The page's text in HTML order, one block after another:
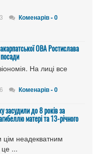
Коменарів - 0
ОВА Ростислава
На лиці все
Коменарів - 0
засудили до 8 років за
матері та 13-річного
цім неадекватним
...